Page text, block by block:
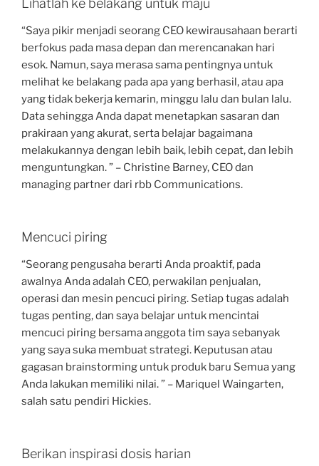
Lihatlah ke belakang untuk maju
“Saya pikir menjadi seorang CEO kewirausahaan berarti
berfokus pada masa depan dan merencanakan hari
esok. Namun, saya merasa sama pentingnya untuk
melihat ke belakang pada apa yang berhasil, atau apa
yang tidak bekerja kemarin, minggu lalu dan bulan lalu.
Data sehingga Anda dapat menetapkan sasaran dan
prakiraan yang akurat, serta belajar bagaimana
melakukannya dengan lebih baik, lebih cepat, dan lebih
menguntungkan. ” – Christine Barney, CEO dan
managing partner dari rbb Communications.
Mencuci piring
“Seorang pengusaha berarti Anda proaktif, pada
awalnya Anda adalah CEO, perwakilan penjualan,
operasi dan mesin pencuci piring. Setiap tugas adalah
tugas penting, dan saya belajar untuk mencintai
mencuci piring bersama anggota tim saya sebanyak
yang saya suka membuat strategi. Keputusan atau
gagasan brainstorming untuk produk baru Semua yang
Anda lakukan memiliki nilai. ” – Mariquel Waingarten,
salah satu pendiri Hickies.
Berikan inspirasi dosis harian